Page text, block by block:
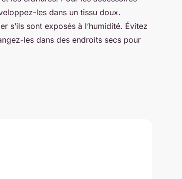
les dans un tissu doux.
s’ils sont exposés à l’humidité. Évitez
les dans des endroits secs pour